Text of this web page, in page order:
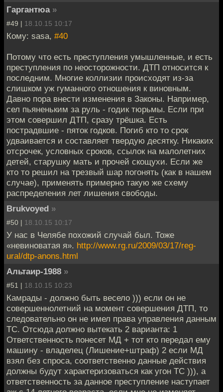
Гаргантюа »
#49 | 18.10.15 10:17
Кому: sasa, #40
Потому что есть преступления умышленные, и есть
преступления по неосторожности. ДТП относится к
последним. Многие коллизии происходят из-за
слишком уж гуманного отношения к виновным.
Давно пора внести изменения в Законы. Например,
сел пьяненьким за руль - годик тюрьмы. Если при
этом совершил ДТП, сразу трёшка. Есть
пострадвшие - пяток годков. Погиб кто то срок
удваивается и составляет твердую десятку. Никаких
отсрочек, условных сроков, ссылок на малолетних
детей, старушку мать и прочей скощухи. Если же
кто то решил на трезвый шар погонять (как в нашем
случае), применять примерно такую же схему
распределения лет лишения свободы.
Brukvoyed »
#50 | 18.10.15 10:17
У нас в Челябе похожий случай был. Тоже
«невиноватая я». http://www.rg.ru/2009/03/17/reg-
ural/dtp-anons.html
Альтаир-1988 »
#51 | 18.10.15 10:23
Камрады - должно быть весело ))) если он не
совершеннолетний на момент совершения ДТП, то
следовательно он не имел права управления данным
ТС. Отсюда должно вытекать 2 варианта: 1
Ответственность понесет МД + тот кто передал ему
машину - владелец (Лишение+штраф) 2 если МД
взял без спроса, соответственно данные действия
должны будут характеризоваться как угон ТС ))), а
ответственность за данное преступление наступает